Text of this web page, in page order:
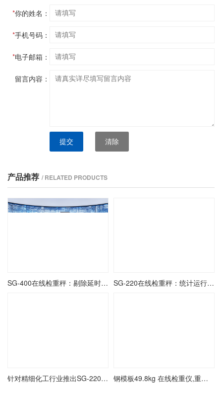
*你的姓名：
*手机号码：
*电子邮箱：
留言内容：
提交 清除
产品推荐 / RELATED PRODUCTS
SG-400在线检重秤：剔除延时参数的设定与动态验证 SG-220在线检重秤：统计运行界面的数据解读与应用
针对精细化工行业推出SG-220自动检重秤定制方案 钢模板49.8kg 在线检重仪,重量检测秤厂家